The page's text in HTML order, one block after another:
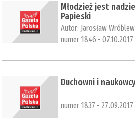
Młodzież jest
Papieski
Autor: Jarosław
numer 1846 - 07.10.2017
Duchowni i
numer 1837 - 27.09.2017